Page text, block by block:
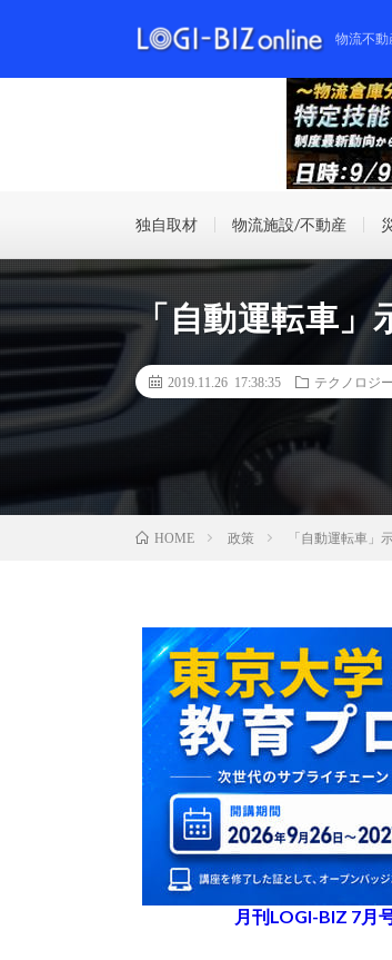
物流不動
独自取材 物流施設/不動産
「自動運転車」
2019.11.26 17:38:35 テクノロジ
HOME 政策 「自動運転車」
月刊LOGI-BIZ 7月